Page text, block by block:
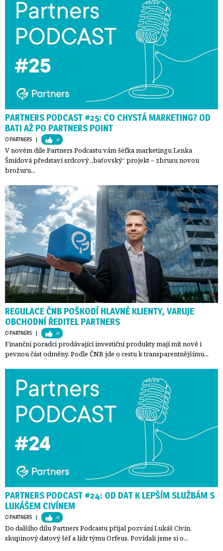
PARTNERS PODCAST #25: CO CHYSTÁ MARKETING? OD
BATI AŽ PO PARTNERS POINT
O PARTNERS | 0
V novém díle Partners Podcastu vám šéfka marketingu Lenka
Šmídová představí srdcový „baťovský“ projekt – zbrusu novou
brožuru...
REGULACE ČNB POŠKODÍ HLAVNĚ KLIENTY, VARUJE
OBCHODNÍ ŘEDITEL PARTNERS
O PARTNERS | 0
Finanční poradci prodávající investiční produkty mají mít nově i
pevnou část odměny. Podle ČNB jde o cestu k transparentnějšímu...
PARTNERS PODCAST #24: OD DAT K LEPŠÍM SLUŽBÁM S
LUKÁŠEM CIVÍNEM
O PARTNERS | 0
Do dalšího dílu Partners Podcastu přijal pozvání Lukáš Civín,
skupinový datový šéf a lídr týmu Orfeus. Povídali jsme si o...